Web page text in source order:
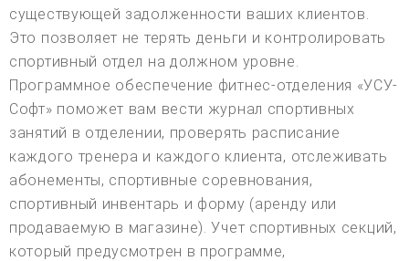
существующей задолженности ваших клиентов.
Это позволяет не терять деньги и контролировать
спортивный отдел на должном уровне.
Программное обеспечение фитнес-отделения «УСУ-
Софт» поможет вам вести журнал спортивных
занятий в отделении, проверять расписание
каждого тренера и каждого клиента, отслеживать
абонементы, спортивные соревнования,
спортивный инвентарь и форму (аренду или
продаваемую в магазине). Учет спортивных секций,
который предусмотрен в программе,